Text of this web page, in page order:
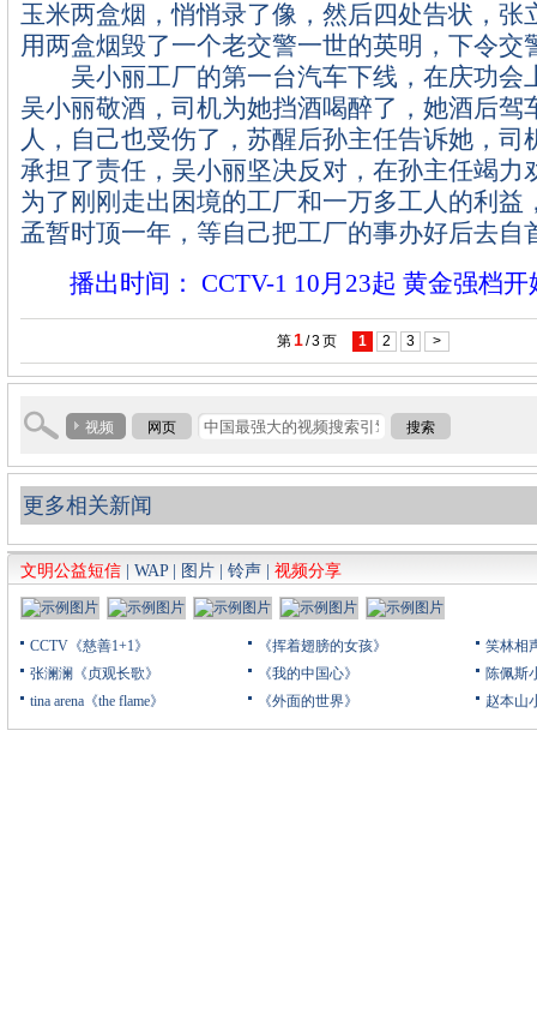
玉米两盒烟，悄悄录了像，然后四处告状，张
用两盒烟毁了一个老交警一世的英明，下令交
吴小丽工厂的第一台汽车下线，在庆功会
吴小丽敬酒，司机为她挡酒喝醉了，她酒后驾
人，自己也受伤了，苏醒后孙主任告诉她，司
承担了责任，吴小丽坚决反对，在孙主任竭力
为了刚刚走出困境的工厂和一万多工人的利益
孟暂时顶一年，等自己把工厂的事办好后去自
播出时间： CCTV-1 10月23起 黄金强档开
第 1/3页 1 2 3 >
视频 网页 搜索
更多相关新闻
文明公益短信 WAP| 图片 铃声 视频分享
CCTV《慈善1+1》
张澜澜《贞观长歌》
tina arena《the flame》
《挥着翅膀的女孩》
《我的中国心》
《外面的世界》
笑林相
陈佩斯
赵本山